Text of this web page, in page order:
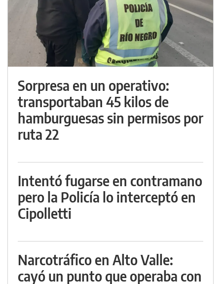
Sorpresa en un operativo:
transportaban 45 kilos de
hamburguesas sin permisos por
ruta 22
Intentó fugarse en contramano
pero la Policía lo interceptó en
Cipolletti
Narcotráfico en Alto Valle:
cayó un punto que operaba con